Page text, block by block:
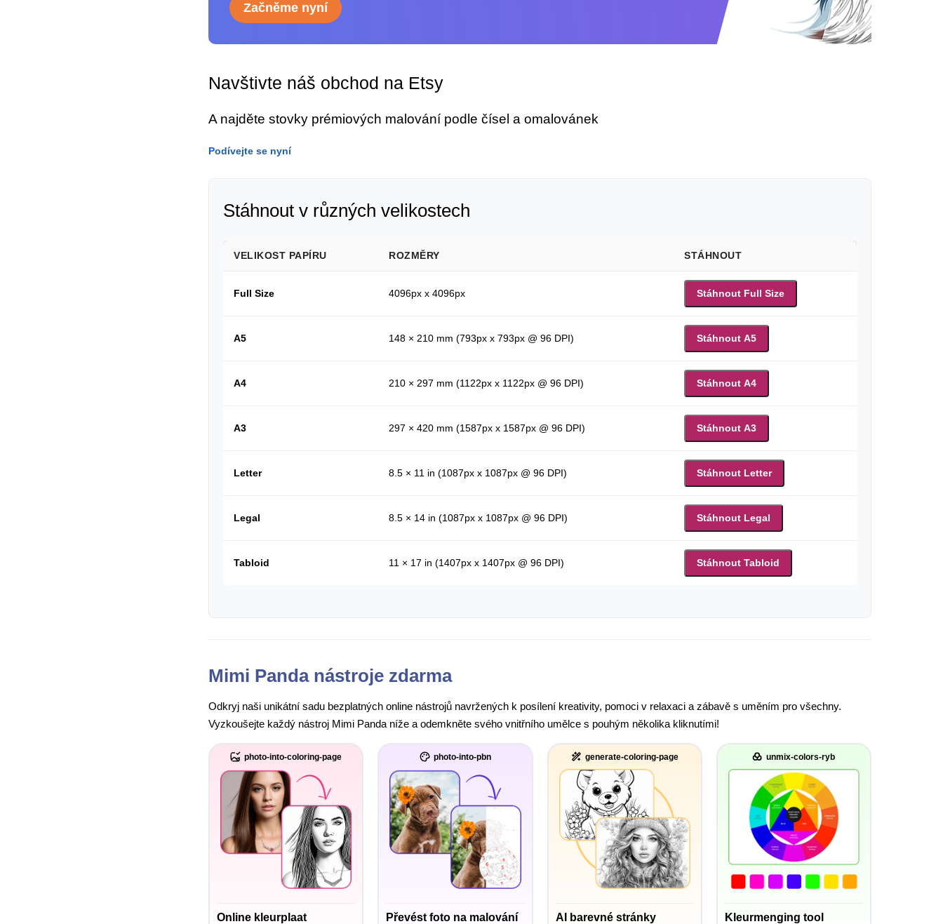
Začněme nyní
Navštivte náš obchod na Etsy
A najděte stovky prémiových malování podle čísel a omalovánek
Podívejte se nyní
Stáhnout v různých velikostech
VELIKOST PAPÍRU ROZMĚRY STÁHNOUT
Full Size 4096px x 4096px Stáhnout Full Size
A5 148 × 210 mm (793px x 793px @ 96 DPI) Stáhnout A5
A4 210 × 297 mm (1122px x 1122px @ 96 DPI) Stáhnout A4
A3 297 × 420 mm (1587px x 1587px @ 96 DPI) Stáhnout A3
Letter 8.5 × 11 in (1087px x 1087px @ 96 DPI) Stáhnout Letter
Legal 8.5 × 14 in (1087px x 1087px @ 96 DPI) Stáhnout Legal
Tabloid 11 × 17 in (1407px x 1407px @ 96 DPI) Stáhnout Tabloid
Mimi Panda nástroje zdarma
Odkryj naši unikátní sadu bezplatných online nástrojů navržených k posílení kreativity, pomoci v relaxaci a zábavě s uměním pro všechny.
Vyzkoušejte každý nástroj Mimi Panda níže a odemkněte svého vnitřního umělce s pouhým několika kliknutími!
photo-into-coloring-page
Online kleurplaat
photo-into-pbn
Převést foto na malování
generate-coloring-page
AI barevné stránky
unmix-colors-ryb
Kleurmenging tool